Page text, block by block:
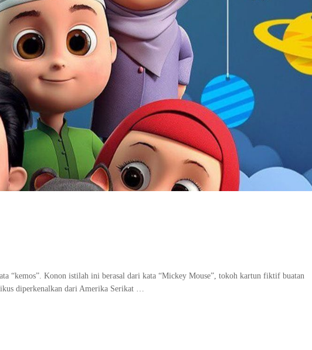
“kemos”. Konon istilah ini berasal dari kata “Mickey Mouse”, tokoh kartun fiktif buatan
diperkenalkan dari Amerika Serikat …